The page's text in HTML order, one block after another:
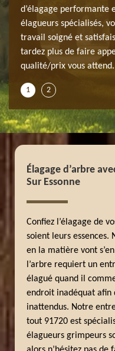
d’élagage performante
élagueurs spécialisés,
travail soigné et
tardez plus de faire
qualité/prix vous attend.
1 2
Élagage d’arbre
Sur Essonne
Confiez l’élagage de
soient leurs essences.
en la matière vont
l’arbre requiert un
élagué quand il
endroit inadéquat afin
inattendus. Notre
tout 91720 est
élagueurs grimpeurs